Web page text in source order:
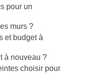
pour un
murs ?
et budget à
à nouveau ?
choisir pour